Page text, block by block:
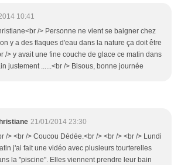
10:41
/> Personne ne vient se baigner chez
y a des flaques d'eau dans la nature ça doit être
/> y avait une fine couche de glace ce matin dans
justement ......<br /> Bisous, bonne journée
21/01/2014 23:30
/> <br /> Coucou Dédée.<br /> <br /> <br /> Lundi
j'ai fait une vidéo avec plusieurs tourterelles
la "piscine". Elles viennent prendre leur bain